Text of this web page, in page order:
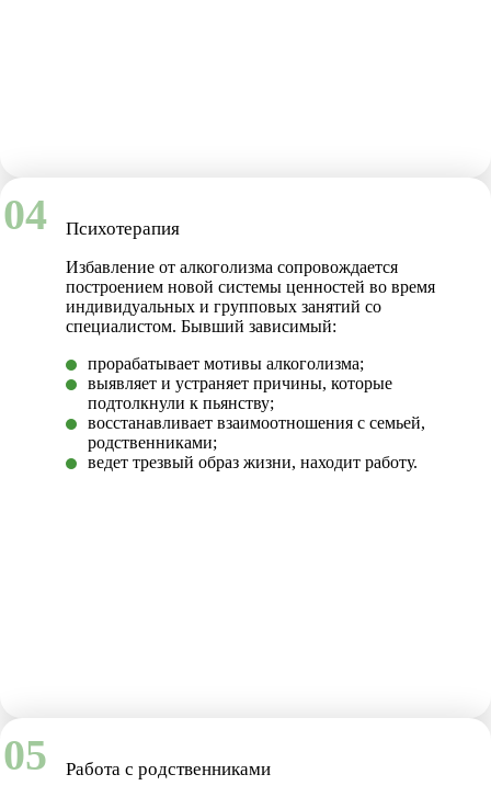
04 Психотерапия
Избавление от алкоголизма сопровождается
построением новой системы ценностей во время
индивидуальных и групповых занятий со
специалистом. Бывший зависимый:
прорабатывает мотивы алкоголизма;
выявляет и устраняет причины, которые
подтолкнули к пьянству;
восстанавливает взаимоотношения с семьей,
родственниками;
ведет трезвый образ жизни, находит работу.
05 Работа с родственниками